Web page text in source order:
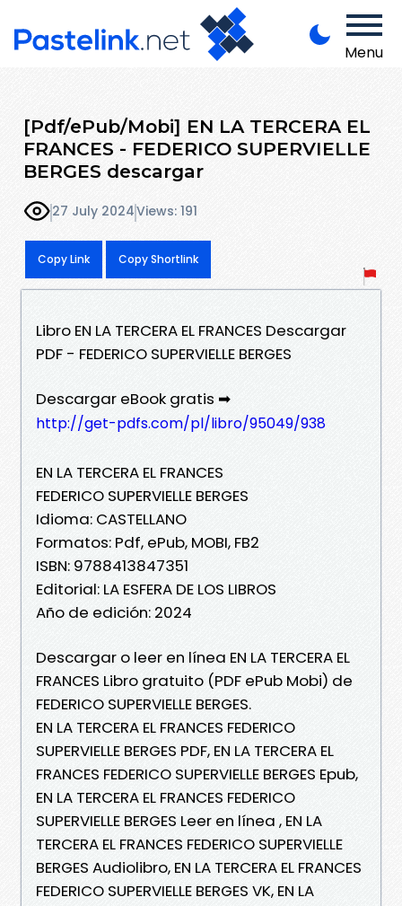
Menu
[Pdf/ePub/Mobi] EN LA TERCERA EL
FRANCES - FEDERICO SUPERVIELLE
BERGES descargar
27 July 2024Views: 191
Copy Link Copy Shortlink
Libro EN LA TERCERA EL FRANCES Descargar
PDF - FEDERICO SUPERVIELLE BERGES
Descargar eBook gratis ➡
http://get-pdfs.com/pl/libro/95049/938
EN LA TERCERA EL FRANCES
FEDERICO SUPERVIELLE BERGES
Idioma: CASTELLANO
Formatos: Pdf, ePub, MOBI, FB2
ISBN: 9788413847351
Editorial: LA ESFERA DE LOS LIBROS
Año de edición: 2024
Descargar o leer en línea EN LA TERCERA EL
FRANCES Libro gratuito (PDF ePub Mobi) de
FEDERICO SUPERVIELLE BERGES.
EN LA TERCERA EL FRANCES FEDERICO
SUPERVIELLE BERGES PDF, EN LA TERCERA EL
FRANCES FEDERICO SUPERVIELLE BERGES Epub,
EN LA TERCERA EL FRANCES FEDERICO
SUPERVIELLE BERGES Leer en línea , EN LA
TERCERA EL FRANCES FEDERICO SUPERVIELLE
BERGES Audiolibro, EN LA TERCERA EL FRANCES
FEDERICO SUPERVIELLE BERGES VK, EN LA